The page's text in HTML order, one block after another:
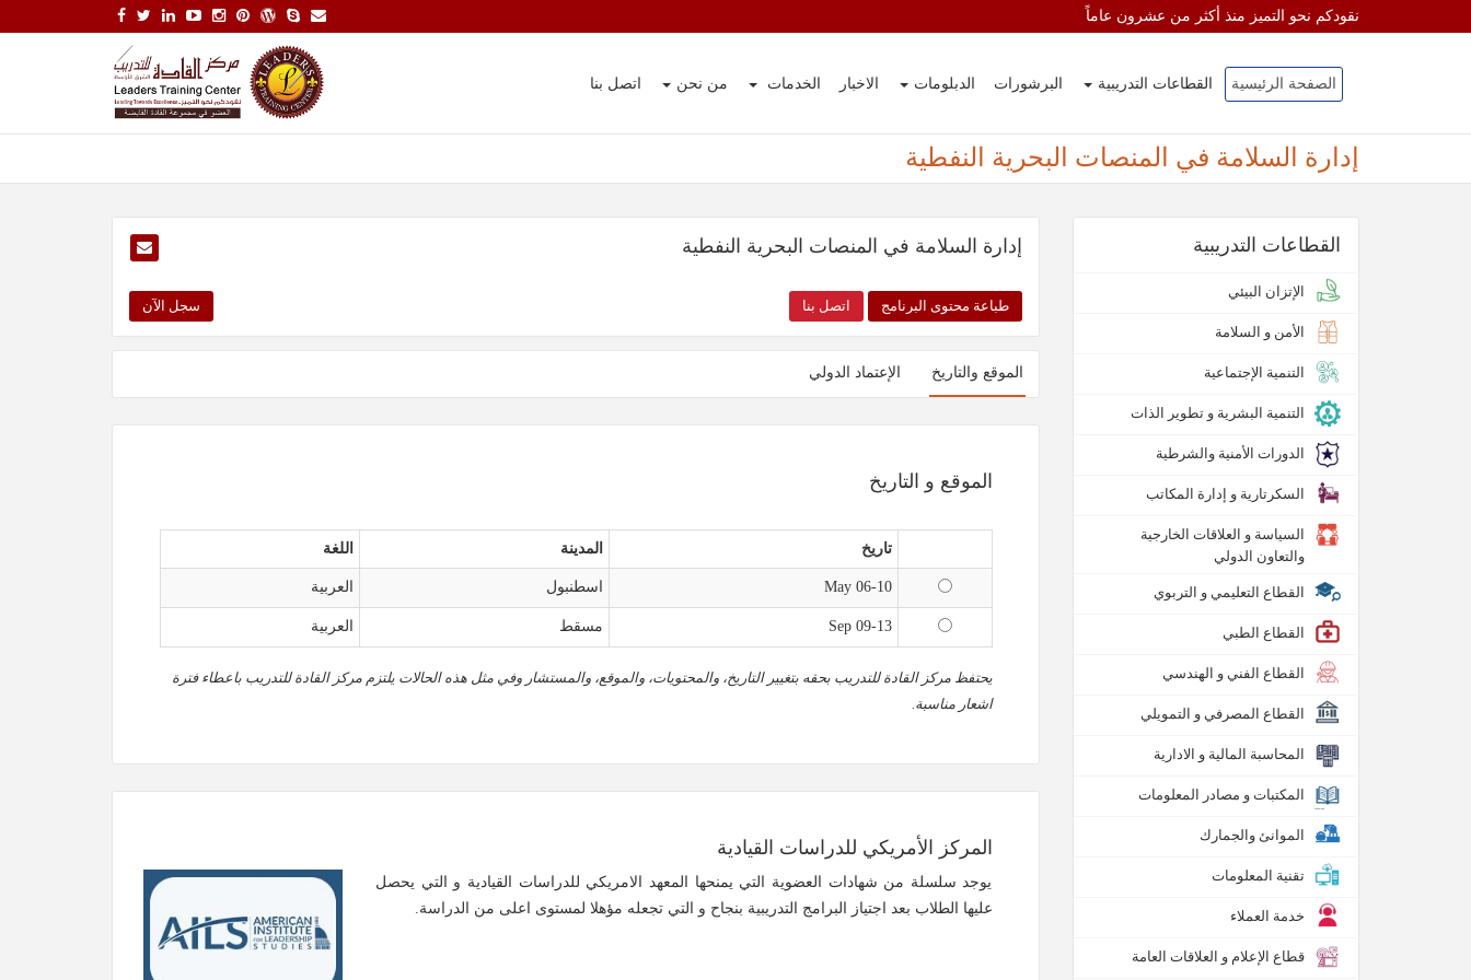
نقودكم نحو التميز منذ أكثر من عشرون عاماً
الصفحة الرئيسية القطاعات التدريبية البرشورات الدبلومات الاخبار الخدمات من نحن اتصل بنا
إدارة السلامة في المنصات البحرية النفطية
القطاعات التدريبية
الإتزان البيئي
الأمن و السلامة
التنمية الإجتماعية
التنمية البشرية و تطوير الذات
الدورات الأمنية والشرطية
السكرتارية و إدارة المكاتب
السياسة و العلاقات الخارجية
والتعاون الدولي
القطاع التعليمي و التربوي
القطاع الطبي
القطاع الفني و الهندسي
القطاع المصرفي و التمويلي
المحاسبة المالية و الادارية
المكتبات و مصادر المعلومات
الموانئ والجمارك
تقنية المعلومات
خدمة العملاء
قطاع الإعلام و العلاقات العامة
إدارة السلامة في المنصات البحرية النفطية
طباعة محتوى البرنامج اتصل بنا سجل الآن
الموقع والتاريخ الإعتماد الدولي
الموقع و التاريخ
تاريخ المدينة اللغة
06-10 May اسطنبول العربية
09-13 Sep مسقط العربية
يحتفظ مركز القادة للتدريب بحقه بتغيير التاريخ، والمحتويات، والموقع، والمستشار وفي مثل هذه الحالات يلتزم مركز القادة للتدريب باعطاء فترة
اشعار مناسبة.
المركز الأمريكي للدراسات القيادية
يوجد سلسلة من شهادات العضوية التي يمنحها المعهد الامريكي للدراسات القيادية و التي يحصل
عليها الطلاب بعد اجتياز البرامج التدريبية بنجاح و التي تجعله مؤهلا لمستوى اعلى من الدراسة.